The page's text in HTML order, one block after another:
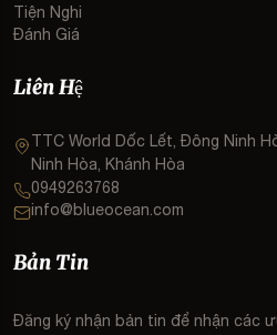
Tiện Nghi
Đánh Giá
Liên Hệ
TTC World Dốc Lết, Đông Ninh
Ninh Hòa, Khánh Hòa
0949263768
info@blueocean.com
Bản Tin
Đăng ký nhận bản tin để nhận các